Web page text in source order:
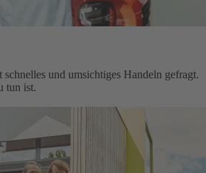
und umsichtiges Handeln gefragt.
tun ist.